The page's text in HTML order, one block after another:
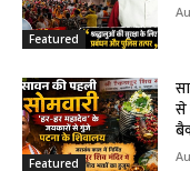
Featured
Featured
से